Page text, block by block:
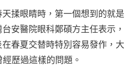
揉眼睛時，第一個想到的就是
安醫院眼科鄭碩方主任表示，
春夏交替時特別容易發作，大
歷過這樣的問題。